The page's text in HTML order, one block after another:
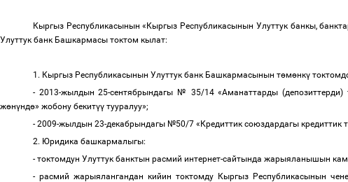
Кыргыз Республикасынын «Кыргыз Республикасынын Улуттук банкы,
Улуттук банк Башкармасы токтом кылат:
1. Кыргыз Республикасынын Улуттук банк Башкармасынын төмөнкү
- 2013-жылдын 25-сентябрындагы № 35/14 «Аманаттарды (депозиттерди)
жөнүндө» жобону бекитүү тууралуу»;
- 2009-жылдын 23-декабрындагы №50/7 «Кредиттик союздардагы
2. Юридика башкармалыгы:
- токтомдун Улуттук банктын расмий интернет-сайтында жарыяланышын
- расмий жарыялангандан кийин токтомду Кыргыз Республикасынын